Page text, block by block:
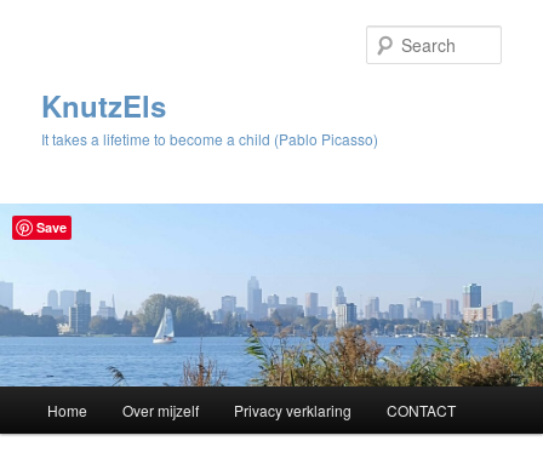
KnutzEls
It takes a lifetime to become a child (Pablo Picasso)
Skip
Home Over mijzelf Privacy verklaring CONTACT
Save